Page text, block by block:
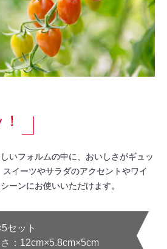
いフォルムの中に、おいしさがギュッ
イーツやサラダのアクセントやワイ
ーンにお使いいただけます。
セット
：12cm×5.8cm×5cm